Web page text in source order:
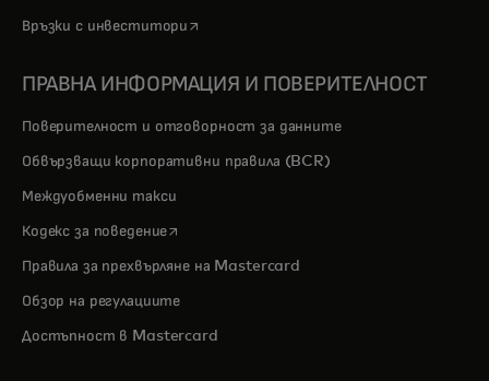
Връзки с инвеститори opens in a new tab
ПРАВНА ИНФОРМАЦИЯ И ПОВЕРИТЕЛНОСТ
Поверителност и отговорност за данните
Обвързващи корпоративни правила (BCR)
Междуобменни такси
Кодекс за поведениеopens in a new tab
Правила за прехвърляне на Mastercard
Обзор на регулациите
Достъпност в Mastercard